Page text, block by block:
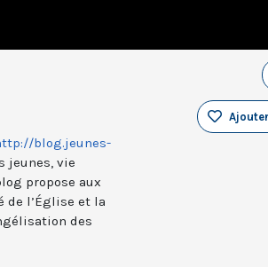
blog.jeunes-
jeunes, vie
propose aux
de l’Église et la
des